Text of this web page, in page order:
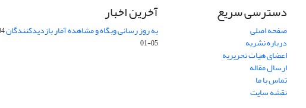
دسترسی سریع
صفحه اصلی
درباره نشریه
اعضای هیات تحریریه
ارسال مقاله
تماس با ما
نقشه سایت
آخرین اخبار
به روز رسانی وبگاه و مشاهده آمار بازدیدکنندگان
05-01